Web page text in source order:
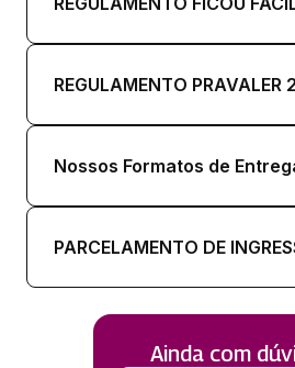
REGULAMENTO PRAVALER
Nossos Formatos de
PARCELAMENTO DE
Ainda com